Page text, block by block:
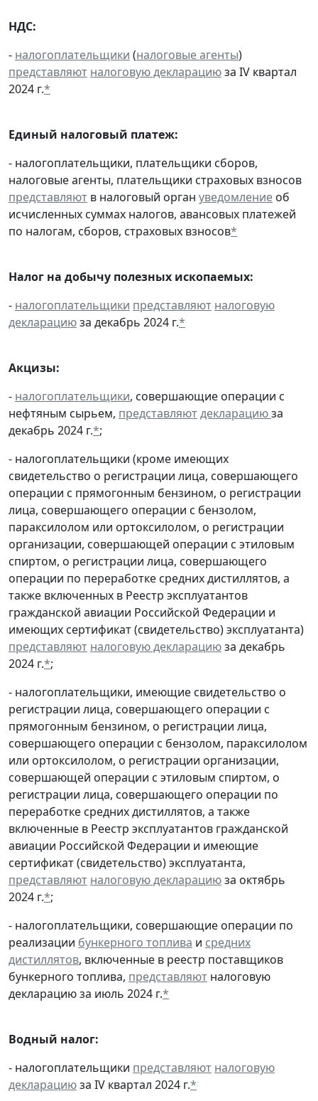
НДС:
- налогоплательщики (налоговые агенты)
представляют налоговую декларациюза IV квартал
2024 г.*
Единый налоговый платеж:
- налогоплательщики, плательщики сборов,
налоговые агенты, плательщики страховых взносов
представляют в налоговый орган уведомление об
исчисленных суммах налогов, авансовых платежей
по налогам, сборов, страховых взносов*
Налог на добычу полезных ископаемых:
- налогоплательщики представляют налоговую
декларациюза декабрь 2024 г.*
Акцизы:
- налогоплательщики, совершающие операции с
нефтяным сырьем, представляютдекларациюза
декабрь 2024 г.*;
- налогоплательщики (кроме имеющих
свидетельство о регистрации лица, совершающего
операции с прямогонным бензином, о регистрации
лица, совершающего операции с бензолом,
параксилолом или ортоксилолом, о регистрации
организации, совершающей операции с этиловым
спиртом, о регистрации лица, совершающего
операции по переработке средних дистиллятов, а
также включенных в Реестр эксплуатантов
гражданской авиации Российской Федерации и
имеющих сертификат (свидетельство) эксплуатанта)
представляют налоговую декларациюза декабрь
2024 г.*;
- налогоплательщики, имеющие свидетельство о
регистрации лица, совершающего операции с
прямогонным бензином, о регистрации лица,
совершающего операции с бензолом, параксилолом
или ортоксилолом, о регистрации организации,
совершающей операции с этиловым спиртом, о
регистрации лица, совершающего операции по
переработке средних дистиллятов, а также
включенные в Реестр эксплуатантов гражданской
авиации Российской Федерации и имеющие
сертификат (свидетельство) эксплуатанта,
представляют налоговую декларациюза октябрь
2024 г.*;
- налогоплательщики, совершающие операции по
реализации бункерного топлива и средних
дистиллятов, включенные в реестр поставщиков
бункерного топлива, представляют налоговую
декларацию за июль 2024 г.*
Водный налог:
- налогоплательщики представляют налоговую
декларациюза IV квартал 2024 г.*